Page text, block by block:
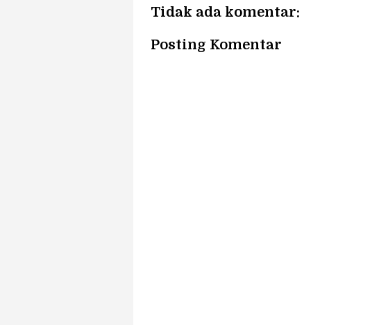
Tidak ada komentar:
Posting Komentar